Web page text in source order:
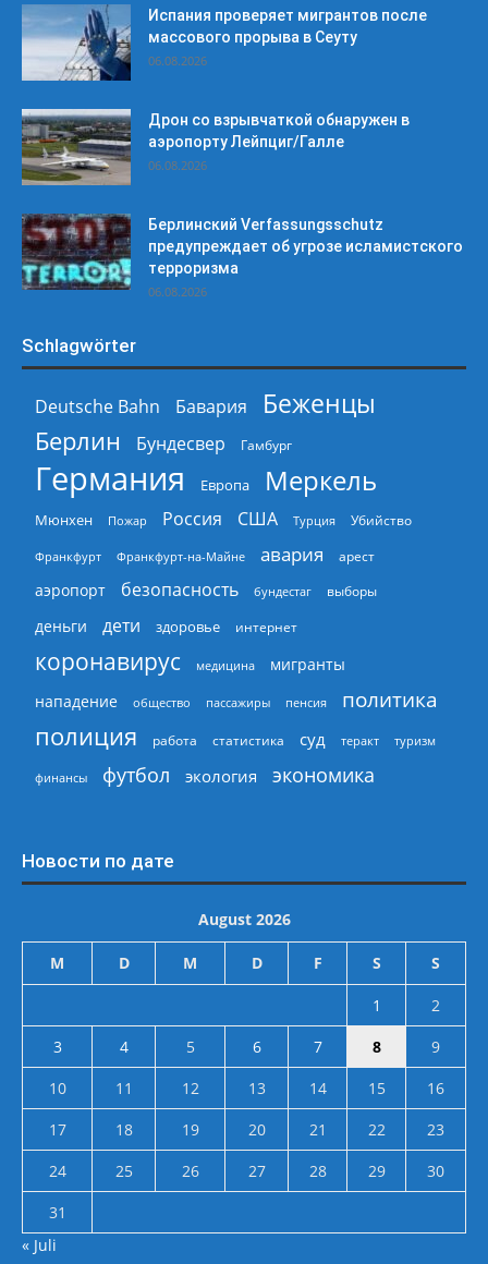
Испания проверяет мигрантов после
массового прорыва в Сеуту
06.08.2026
Дрон со взрывчаткой обнаружен в
аэропорту Лейпциг/Галле
06.08.2026
Берлинский Verfassungsschutz
предупреждает об угрозе исламистского
терроризма
06.08.2026
Schlagwörter
Deutsche Bahn Бавария
Беженцы
Берлин
Бундесвер Гамбург
Германия Европа Меркель
Мюнхен Пожар Россия США Турция Убийство
Франкфурт Франкфурт-на-Майне авария арест
аэропорт безопасность бундестаг выборы
деньги дети здоровье интернет
коронавирус медицина
мигранты
нападение
общество пассажиры пенсия политика
полиция работа статистика суд теракт туризм
финансы футбол экология экономика
Новости по дате
August 2026
M D M D F S S
1
2
3
4 5 6 7 8
9
10
11 12 13 14 15
16
17
18 19 20 21 22
23
24
25 26 27 28 29
30
31
« Juli